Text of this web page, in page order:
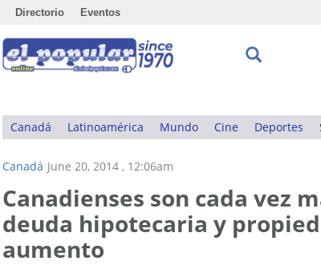
Directorio Eventos
Canadá Latinoamérica Mundo Cine Deportes
Canadá June 20, 2014 , 12:06am
Canadienses son cada vez
deuda hipotecaria y
aumento